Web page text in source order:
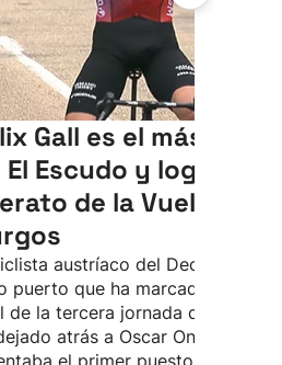
Gall es el más
Escudo y logra el
de la Vuelta a
austríaco del Decathlon,
puerto que ha marcado el tramo
de la tercera jornada de la
atrás a Oscar Onley, que
el primer puesto en la